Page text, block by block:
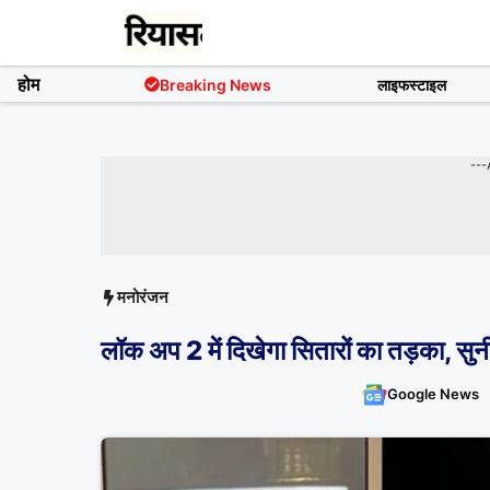
content
होम
Breaking News लाइफस्टाइल
---
मनोरंजन
लॉक अप 2 में दिखेगा सितारों का तड़का,
Google News